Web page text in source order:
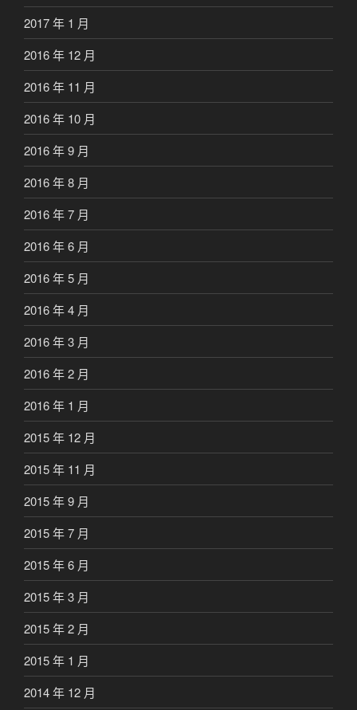
2017 年 1 月
2016 年 12 月
2016 年 11 月
2016 年 10 月
2016 年 9 月
2016 年 8 月
2016 年 7 月
2016 年 6 月
2016 年 5 月
2016 年 4 月
2016 年 3 月
2016 年 2 月
2016 年 1 月
2015 年 12 月
2015 年 11 月
2015 年 9 月
2015 年 7 月
2015 年 6 月
2015 年 3 月
2015 年 2 月
2015 年 1 月
2014 年 12 月